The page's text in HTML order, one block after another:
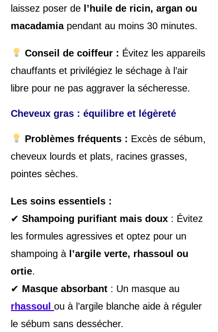
laissez poser de l’huile de ricin, argan ou
macadamiapendant au moins 30 minutes.
Conseil de coiffeur : Évitez les appareils
chauffants et privilégiez le séchage à l’air
libre pour ne pas aggraver la sécheresse.
Cheveux gras : équilibre et légèreté
Problèmes fréquents : Excès de sébum,
cheveux lourds et plats, racines grasses,
pointes sèches.
Les soins essentiels :
✔Shampoing purifiant mais doux : Évitez
les formules agressives et optez pour un
shampoing à l’argile verte, rhassoul ou
ortie.
✔ Masque absorbant : Un masque au
rhassoulou à l’argile blanche aide à réguler
le sébum sans dessécher.